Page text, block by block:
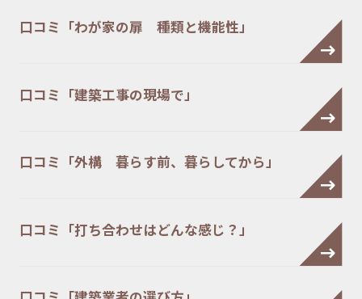
口コミ「わが家の扉 種類と機能性」
口コミ「建築工事の現場で」
口コミ「外構 暮らす前、暮らしてから」
口コミ「打ち合わせはどんな感じ？」